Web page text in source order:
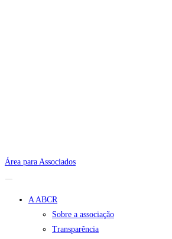
Área para Associados
A ABCR
Sobre a associação
Transparência